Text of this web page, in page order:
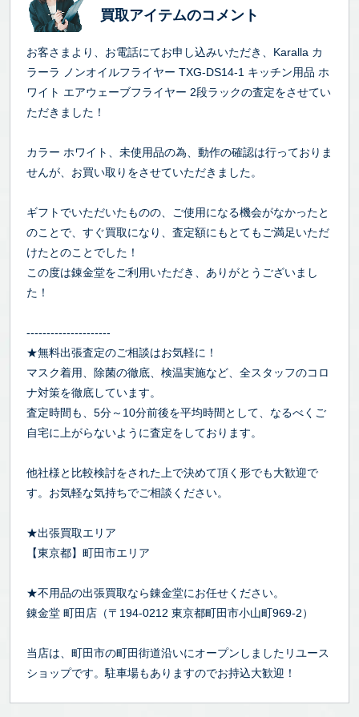
買取アイテムのコメント
お客さまより、お電話にてお申し込みいただき、Karalla カ
ラーラ ノンオイルフライヤー TXG-DS14-1 キッチン用品 ホ
ワイト エアウェーブフライヤー 2段ラックの査定をさせてい
ただきました！
カラー ホワイト、未使用品の為、動作の確認は行っておりま
せんが、お買い取りをさせていただきました。
ギフトでいただいたものの、ご使用になる機会がなかったと
のことで、すぐ買取になり、査定額にもとてもご満足いただ
けたとのことでした！
この度は錬金堂をご利用いただき、ありがとうございまし
た！
---------------------
★無料出張査定のご相談はお気軽に！
マスク着用、除菌の徹底、検温実施など、全スタッフのコロ
ナ対策を徹底しています。
査定時間も、5分～10分前後を平均時間として、なるべくご
自宅に上がらないように査定をしております。
他社様と比較検討をされた上で決めて頂く形でも大歓迎で
す。お気軽な気持ちでご相談ください。
★出張買取エリア
【東京都】町田市エリア
★不用品の出張買取なら錬金堂にお任せください。
錬金堂 町田店（〒194-0212 東京都町田市小山町969-2）
当店は、町田市の町田街道沿いにオープンしましたリユース
ショップです。駐車場もありますのでお持込大歓迎！